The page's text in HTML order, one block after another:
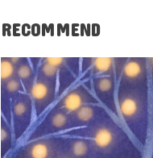
RECOMMEND